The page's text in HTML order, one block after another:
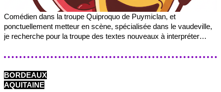
Comédien dans la troupe Quiproquo de Puymiclan, et
ponctuellement metteur en scène, spécialisée dans le vaudeville,
je recherche pour la troupe des textes nouveaux à interpréter…
BORDEAUX
AQUITAINE